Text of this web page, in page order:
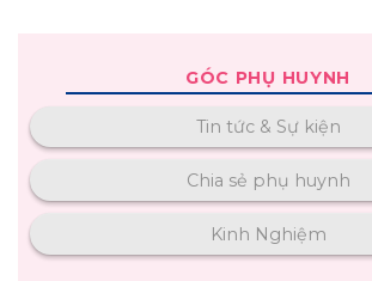
GÓC PHỤ HUYNH
Tin tức & Sự kiện
Chia sẻ phụ huynh
Kinh Nghiệm